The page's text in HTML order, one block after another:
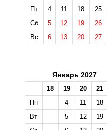
Пт
4 11 18
25
Сб
5 12 19
26
Вс
6 13 20 27
Январь 2027
18 19 20 21
Пн
4 11 18
Вт
5 12 19